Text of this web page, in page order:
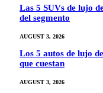
Las 5 SUVs de lujo
del segmento
AUGUST 3, 2026
Los 5 autos de lujo
que cuestan
AUGUST 3, 2026